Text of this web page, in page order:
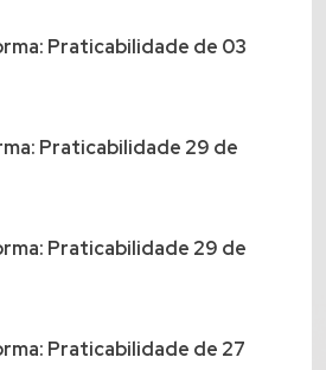
Praticabilidade de 03
Praticabilidade 29 de
Praticabilidade 29 de
Praticabilidade de 27